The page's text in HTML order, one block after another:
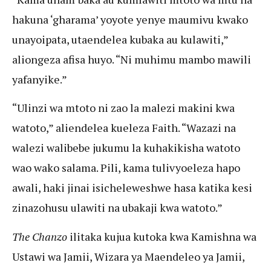
hakuna ‘gharama’ yoyote yenye maumivu kwako
unayoipata, utaendelea kubaka au kulawiti,”
aliongeza afisa huyo. “Ni muhimu mambo mawili
yafanyike.”
“Ulinzi wa mtoto ni zao la malezi makini kwa
watoto,” aliendelea kueleza Faith. “Wazazi na
walezi walibebe jukumu la kuhakikisha watoto
wao wako salama. Pili, kama tulivyoeleza hapo
awali, haki jinai isicheleweshwe hasa katika kesi
zinazohusu ulawiti na ubakaji kwa watoto.”
The Chanzo ilitaka kujua kutoka kwa Kamishna wa
Ustawi wa Jamii, Wizara ya Maendeleo ya Jamii,